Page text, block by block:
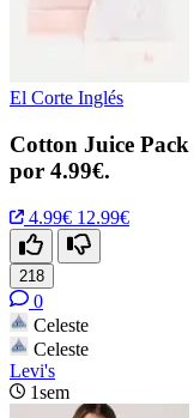
El Corte Inglés
Cotton Juice
por 4.99€.
4.99€ 12.99€
218
0
Celeste
Celeste
Levi's
1sem